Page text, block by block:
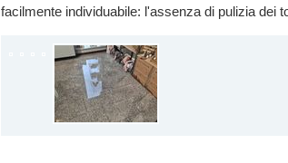
facilmente individuabile: l'assenza di pulizia dei